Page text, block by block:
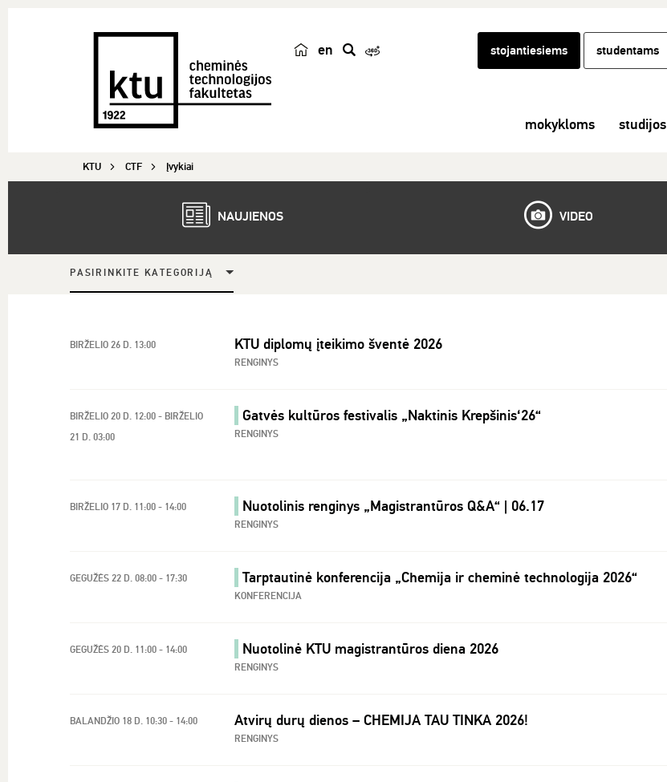
en stojantiesiems studentams
mokykloms studijos
KTU CTF Įvykiai
NAUJIENOS VIDEO
PASIRINKITE KATEGORIJĄ
BIRŽELIO 26 D. 13:00 KTU diplomų įteikimo šventė 2026
RENGINYS
BIRŽELIO 20 D. 12:00 - BIRŽELIO
21 D. 03:00
Gatvės kultūros festivalis „Naktinis Krepšinis‘26“
RENGINYS
BIRŽELIO 17 D. 11:00 - 14:00 Nuotolinis renginys „Magistrantūros Q&A“ | 06.17
RENGINYS
GEGUŽĖS 22 D. 08:00 - 17:30 Tarptautinė konferencija „Chemija ir cheminė technologija 2026“
KONFERENCIJA
GEGUŽĖS 20 D. 11:00 - 14:00 Nuotolinė KTU magistrantūros diena 2026
RENGINYS
BALANDŽIO 18 D. 10:30 - 14:00 Atvirų durų dienos – CHEMIJA TAU TINKA 2026!
RENGINYS